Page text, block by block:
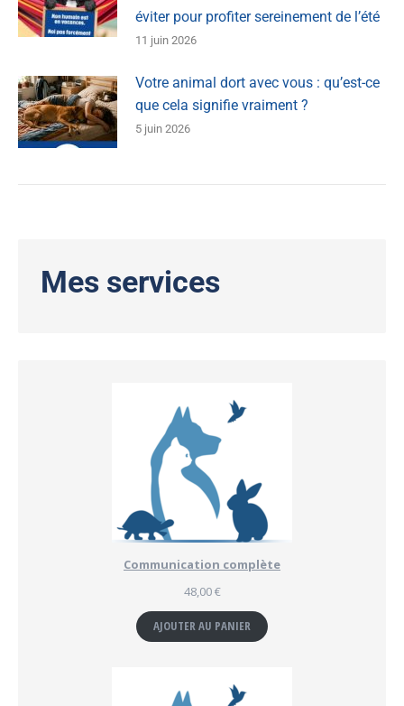
éviter pour profiter sereinement de l’été
11 juin 2026
Votre animal dort avec vous : qu’est-ce
que cela signifie vraiment ?
5 juin 2026
Mes services
Communication complète
48,00€
AJOUTER AU PANIER